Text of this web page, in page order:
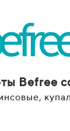
Befree